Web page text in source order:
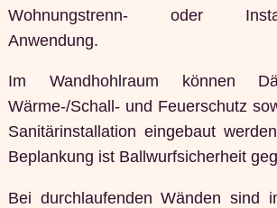
Wohnungstrenn- oder
Anwendung.
Im Wandhohlraum können
Wärme-/Schall- und Feuerschutz
Sanitärinstallation eingebaut
Beplankung ist Ballwurfsicherheit
Bei durchlaufenden Wänden sind